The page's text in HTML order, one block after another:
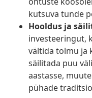
kutsuva tunde
Hooldus ja
investeeringut,
vältida tolmu ja
säilitada puu
aastasse,
pühade